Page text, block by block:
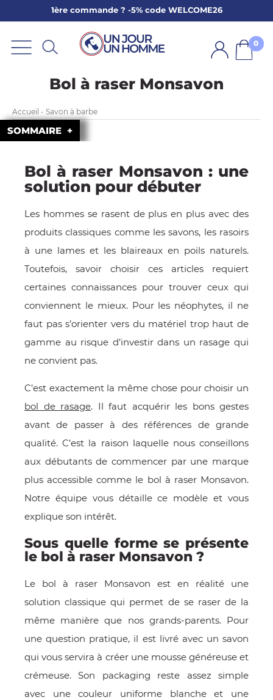
1ère commande ? -5% code WELCOME26
0
LA BARBE
FRAICHE
Bol à raser Monsavon
Accueil - Savon à barbe
SOMMAIRE
Bol à raser Monsavon : une
solution pour débuter
Les hommes se rasent de plus en plus avec des
produits classiques comme les savons, les rasoirs
à une lames et les blaireaux en poils naturels.
Toutefois, savoir choisir ces articles requiert
certaines connaissances pour trouver ceux qui
conviennent le mieux. Pour les néophytes, il ne
faut pas s’orienter vers du matériel trop haut de
gamme au risque d’investir dans un rasage qui
ne convient pas.
C’est exactement la même chose pour choisir un
bol de rasage. Il faut acquérir les bons gestes
avant de passer à des références de grande
qualité. C’est la raison laquelle nous conseillons
aux débutants de commencer par une marque
plus accessible comme le bol à raser Monsavon.
Notre équipe vous détaille ce modèle et vous
explique son intérêt.
Sous quelle forme se présente
le bol à raser Monsavon ?
Le bol à raser Monsavon est en réalité une
solution classique qui permet de se raser de la
même manière que nos grands-parents. Pour
une question pratique, il est livré avec un savon
qui vous servira à créer une mousse généreuse et
crémeuse. Son packaging reste assez simple
avec une couleur uniforme blanche et une